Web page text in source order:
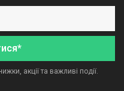
акції та важливі події.